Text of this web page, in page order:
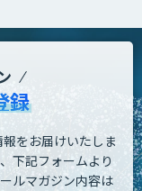
録
をお届けいたしま
下記フォームより
ルマガジン内容は